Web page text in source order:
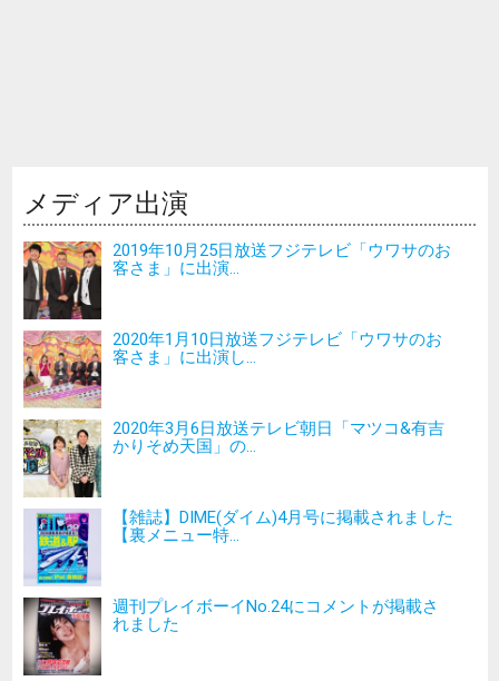
メディア出演
2019年10月25日放送フジテレビ「ウワサのお
客さま」に出演...
2020年1月10日放送フジテレビ「ウワサのお
客さま」に出演し...
2020年3月6日放送テレビ朝日「マツコ&有吉
かりそめ天国」の...
【雑誌】DIME(ダイム)4月号に掲載されました
【裏メニュー特...
週刊プレイボーイNo.24にコメントが掲載さ
れました